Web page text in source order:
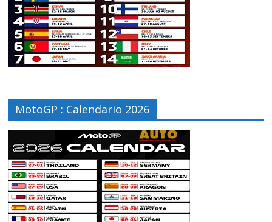
MotoGP : Calendario 2026